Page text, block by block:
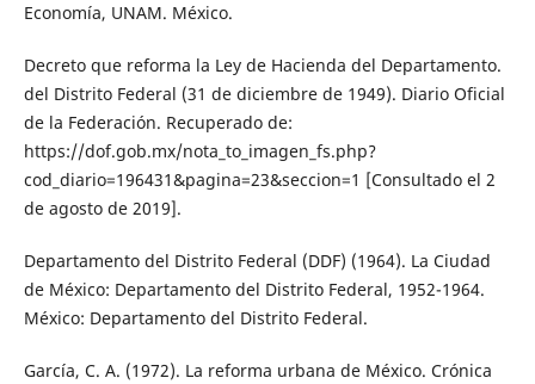
Economía, UNAM. México.
Decreto que reforma la Ley de Hacienda del Departamento.
del Distrito Federal (31 de diciembre de 1949). Diario Oficial
de la Federación. Recuperado de:
https://dof.gob.mx/nota_to_imagen_fs.php?
cod_diario=196431&pagina=23&seccion=1 [Consultado el 2
de agosto de 2019].
Departamento del Distrito Federal (DDF) (1964). La Ciudad
de México: Departamento del Distrito Federal, 1952-1964.
México: Departamento del Distrito Federal.
García, C. A. (1972). La reforma urbana de México. Crónica